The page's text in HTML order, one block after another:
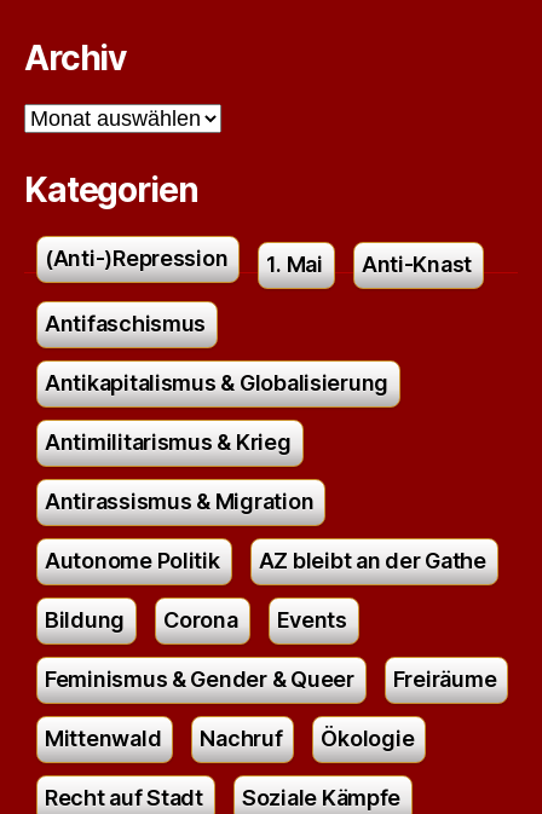
Archiv
Archiv
Kategorien
(Anti-)Repression 1. Mai Anti-Knast
Antifaschismus
Antikapitalismus & Globalisierung
Antimilitarismus & Krieg
Antirassismus & Migration
Autonome Politik AZ bleibt an der Gathe
Bildung Corona Events
Feminismus & Gender & Queer Freiräume
Mittenwald Nachruf Ökologie
Recht auf Stadt Soziale Kämpfe